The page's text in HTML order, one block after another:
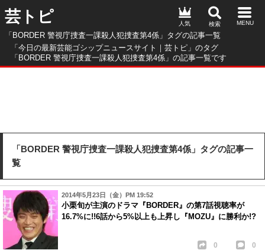
芸トピ
「BORDER 警視庁捜査一課殺人犯捜査第4係」タグの記事一覧
「今日の最新芸能ゴシップニュースサイト｜芸トピ」のタグ
「BORDER 警視庁捜査一課殺人犯捜査第4係」の記事一覧です
人気
「BORDER 警視庁捜査一課殺人犯捜査第4係」タグの記事一
覧
2014年5月23日（金）PM 19:52
小栗旬が主演のドラマ『BORDER』の第7話視聴率が
16.7%に!!6話から5%以上も上昇し『MOZU』に勝利か!?
0 0